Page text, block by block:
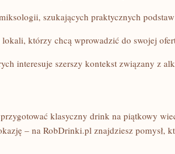
szukających praktycznych
lokali, którzy chcą wprowadzić do swojej
interesuje szerszy kontekst związany z
klasyczny drink na piątkowy
– na RobDrinki.pl znajdziesz pomysł,